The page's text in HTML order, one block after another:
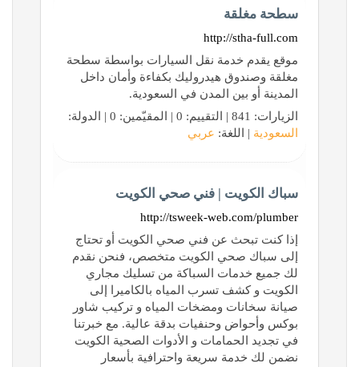
سطحة مغلقة
http://stha-full.com
موقع يقدم خدمة نقل السيارات بواسطة سطحة
مغلقة وصندوق هيدروليك بكفاءة وأمان داخل
المدينة أو بين المدن في السعودية.
الزيارات: 841 | التقييم: 0 | المقيّمين: 0 | الدولة:
السعودية | اللغة: عربي
سباك الكويت | فني صحي الكويت
http://tsweek-web.com/plumber
إذا كنت تبحث عن فني صحي الكويت أو تحتاج
إلى سباك صحي الكويت متخصص، فنحن نقدم
لك جميع خدمات السباكة من تسليك مجاري
الكويت و كشف تسرب المياه بالكاميرا إلى
صيانة سخانات ومضخات المياه و تركيب شاور
بوكس وأحواض وحنفيات بدقة عالية. مع خبرتنا
في تجديد الحمامات و الأدوات الصحية الكويت
نضمن لك خدمة سريعة واحترافية بأسعار